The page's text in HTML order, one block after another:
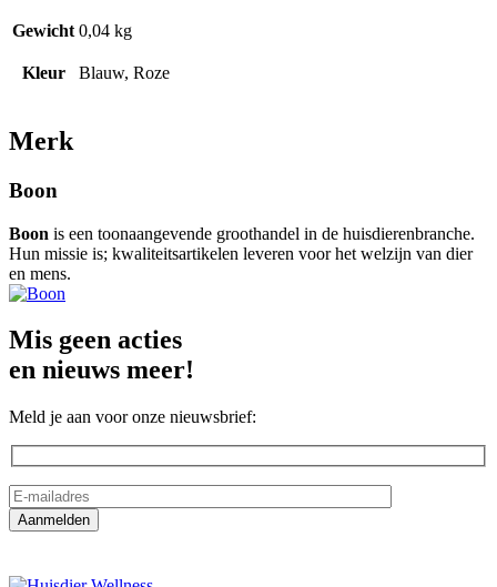
Gewicht 0,04 kg
Kleur Blauw, Roze
Merk
Boon
Boon is een toonaangevende groothandel in de huisdierenbranche.
Hun missie is; kwaliteitsartikelen leveren voor het welzijn van dier
en mens.
Mis geen acties
en nieuws meer!
Meld je aan voor onze nieuwsbrief: